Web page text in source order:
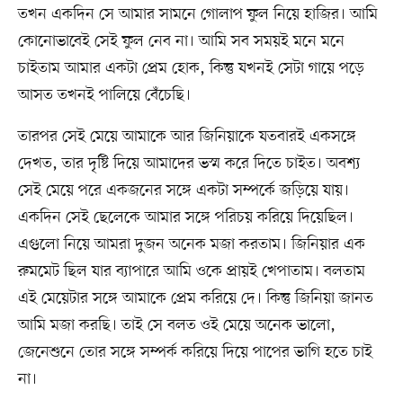
তখন একদিন সে আমার সামনে গোলাপ ফুল নিয়ে হাজির। আমি
কোনোভাবেই সেই ফুল নেব না। আমি সব সময়ই মনে মনে
চাইতাম আমার একটা প্রেম হোক, কিন্তু যখনই সেটা গায়ে পড়ে
আসত তখনই পালিয়ে বেঁচেছি।
তারপর সেই মেয়ে আমাকে আর জিনিয়াকে যতবারই একসঙ্গে
দেখত, তার দৃষ্টি দিয়ে আমাদের ভস্ম করে দিতে চাইত। অবশ্য
সেই মেয়ে পরে একজনের সঙ্গে একটা সম্পর্কে জড়িয়ে যায়।
একদিন সেই ছেলেকে আমার সঙ্গে পরিচয় করিয়ে দিয়েছিল।
এগুলো নিয়ে আমরা দুজন অনেক মজা করতাম। জিনিয়ার এক
রুমমেট ছিল যার ব্যাপারে আমি ওকে প্রায়ই খেপাতাম। বলতাম
এই মেয়েটার সঙ্গে আমাকে প্রেম করিয়ে দে। কিন্তু জিনিয়া জানত
আমি মজা করছি। তাই সে বলত ওই মেয়ে অনেক ভালো,
জেনেশুনে তোর সঙ্গে সম্পর্ক করিয়ে দিয়ে পাপের ভাগি হতে চাই
না।